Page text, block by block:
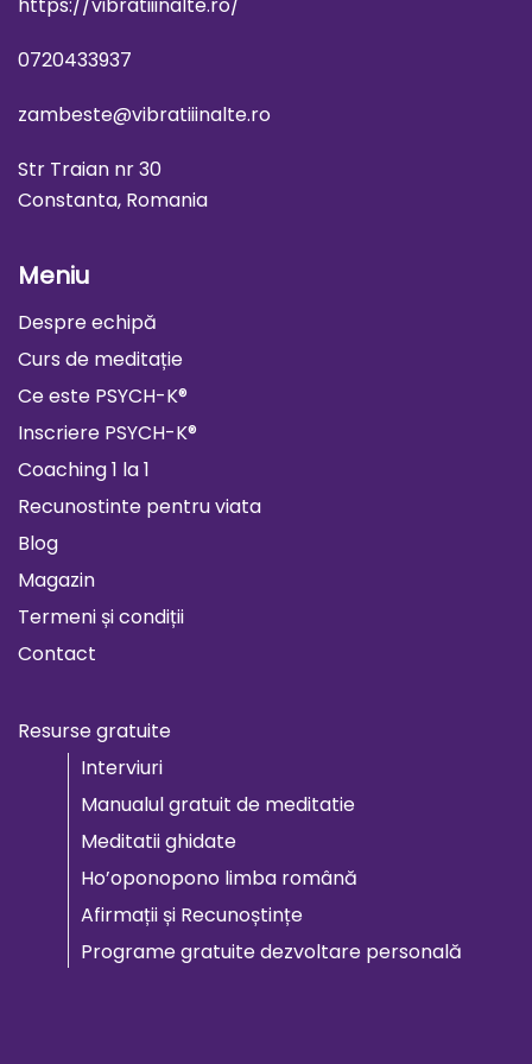
0720433937
zambeste@vibratiiinalte.ro
Str Traian nr 30
Constanta, Romania
Meniu
Despre echipă
Curs de meditație
Ce este PSYCH-K®
Inscriere PSYCH-K®
Coaching 1 la 1
Recunostinte pentru viata
Blog
Magazin
Termeni și condiții
Contact
Resurse gratuite
Interviuri
Manualul gratuit de meditatie
Meditatii ghidate
Ho’oponopono limba română
Afirmații și Recunoștințe
Programe gratuite dezvoltare personală